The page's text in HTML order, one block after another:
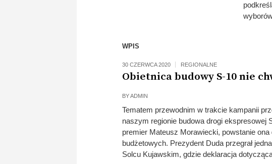
WPIS
30 CZERWCA 2020 REGIONALNE
Obietnica budowy S-10 nie
BYADMIN
Tematem przewodnim w trakcie kampanii
naszym regionie budowa drogi ekspresowej
premier Mateusz Morawiecki, powstanie
budżetowych. Prezydent Duda przegrał
Solcu Kujawskim, gdzie deklaracja